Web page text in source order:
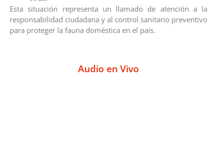
Esta situación representa un llamado de atención a la
responsabilidad ciudadana y al control sanitario preventivo
para proteger la fauna doméstica en el país.
Audio en Vivo